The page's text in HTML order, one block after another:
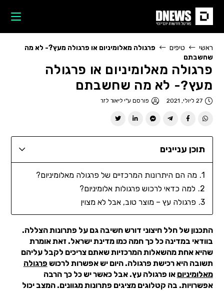
ראשי טיפים
פרגולה מאלומיניום או פרגולה מעץ?- לא מה
שחשבתם
פרגולה מאלומיניום או פרגולה
מעץ?- לא מה שחשבתם
27 ליולי, 2021 פורסם ע"יליאור לזר
תוכן עניינים
מה הם היתרונות המרכזיים של פרגולה מאלומיניום?
למה כדאי לרכוש פרגולות אלומיניום?
פרגולה עץ – מוצר טוב, אבל לא מצוין
התכנון של חלל חיצוני דורש חשיבה גם על פתרונות הצללה.
בוודאי במדינה כל כך חמה כמו מדינת ישראל. זאת אומרת
שהיא אחת מהשאלות המרכזיות שאתם צריכים לקבל עליהם
תשובה היא רכישת פרגולה. היום יש אפשרות לרכוש פרגולה
מאלומיניום או פרגולה עץ. אבל כאשר יש כל כך הרבה
אפשרויות. בה קטלוגים מציגים פתרונות מגוונים. המצב יכול